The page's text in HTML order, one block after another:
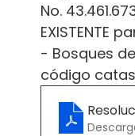
No.
EXISTENTE
- Bosques
código